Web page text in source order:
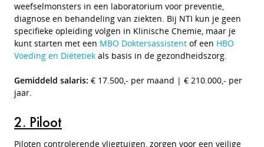
weefselmonsters in een laboratorium voor preventie,
diagnose en behandeling van ziekten. Bij NTI kun je geen
specifieke opleiding volgen in Klinische Chemie, maar je
kunt starten met een MBO Doktersassistent of een HBO
Voeding en Diëtetiek als basis in de gezondheidszorg.
Gemiddeld salaris: € 17.500,- per maand | € 210.000,- per
jaar.
2. Piloot
Piloten controlerende vliegtuigen, zorgen voor een veilige